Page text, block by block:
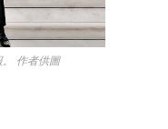
。 作者供圖